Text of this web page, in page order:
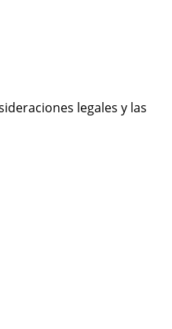
legales y las